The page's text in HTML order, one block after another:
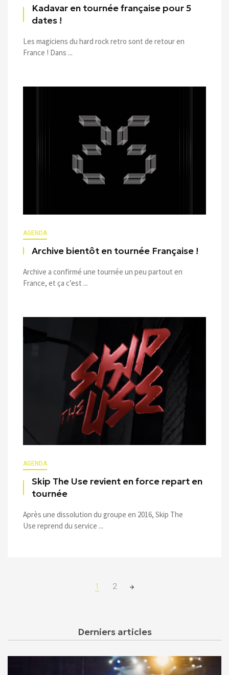
Kadavar en tournée française pour 5
dates !
Les magiciens du hard rock retro sont de retour en
France ! Dans ...
AGENDA
Archive bientôt en tournée Française !
Archive a confirmé une tournée un peu partout en
France, et ça c’est ...
AGENDA
Skip The Use revient en force repart en
tournée
Après une dissolution du groupe en 2016, Skip The
Use reprend du service ...
1 2
Derniers articles